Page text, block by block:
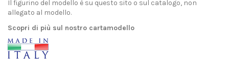
Il figurino del modello è su questo sito o sul catalogo, non
allegato al modello.
Scopri di più sul nostro cartamodello